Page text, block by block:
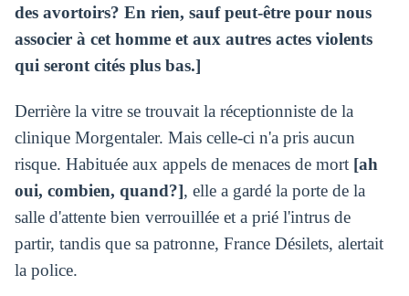
des avortoirs? En rien, sauf peut-être pour nous
associer à cet homme et aux autres actes violents
qui seront cités plus bas.]
Derrière la vitre se trouvait la réceptionniste de la
clinique Morgentaler. Mais celle-ci n'a pris aucun
risque. Habituée aux appels de menaces de mort [ah
oui, combien, quand?], elle a gardé la porte de la
salle d'attente bien verrouillée et a prié l'intrus de
partir, tandis que sa patronne, France Désilets, alertait
la police.